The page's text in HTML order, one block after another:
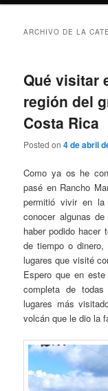
ARCHIVO DE LA
Qué visitar
región del
Costa Rica
Posted on4 de abril
Como ya os he
pasé en Rancho
permitió vivir en
conocer algunas
haber podido hacer
de tiempo o
lugares que visité
Espero que en
completa de
lugares más
volcán que le dio la